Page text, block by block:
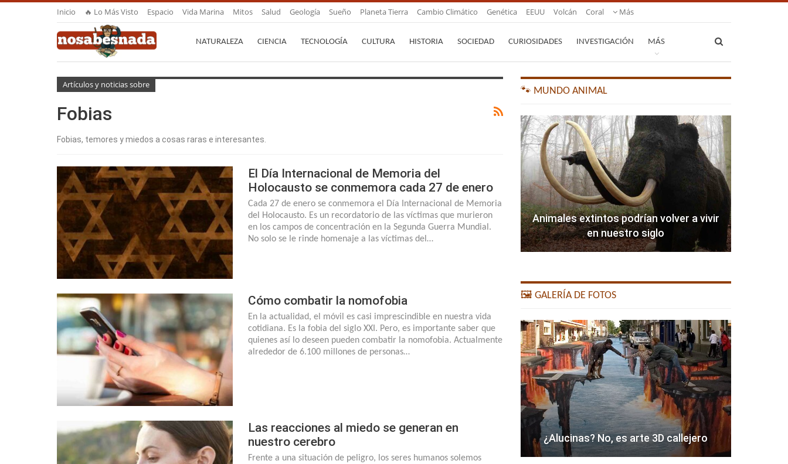
Inicio 🔥 Lo Más Visto Espacio Vida Marina Mitos Salud Geología Sueño Planeta Tierra Cambio Climático Genética EEUU Volcán Coral Más
NATURALEZA CIENCIA TECNOLOGÍA CULTURA HISTORIA SOCIEDAD CURIOSIDADES INVESTIGACIÓN MÁS
Artículos y noticias sobre
Fobias
Fobias, temores y miedos a cosas raras e interesantes.
El Día Internacional de Memoria del
Holocausto se conmemora cada 27 de enero
Cada 27 de enero se conmemora el Día Internacional de Memoria
del Holocausto. Es un recordatorio de las víctimas que murieron
en los campos de concentración en la Segunda Guerra Mundial.
No solo se le rinde homenaje a las víctimas del…
Cómo combatir la nomofobia
En la actualidad, el móvil es casi imprescindible en nuestra vida
cotidiana. Es la fobia del siglo XXI. Pero, es importante saber que
quienes así lo deseen pueden combatir la nomofobia. Actualmente
alrededor de 6.100 millones de personas…
Las reacciones al miedo se generan en
nuestro cerebro
Frente a una situación de peligro, los seres humanos solemos
🐾 MUNDO ANIMAL
Animales extintos podrían volver a vivir
en nuestro siglo
🖼️ GALERÍA DE FOTOS
¿Alucinas? No, es arte 3D callejero